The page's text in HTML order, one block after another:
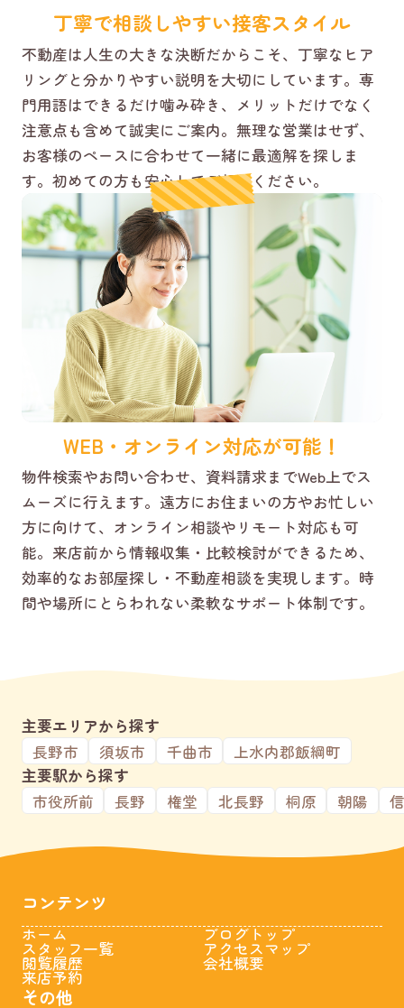
丁寧で相談しやすい接客スタイル
不動産は人生の大きな決断だからこそ、丁寧なヒア
リングと分かりやすい説明を大切にしています。専
門用語はできるだけ噛み砕き、メリットだけでなく
注意点も含めて誠実にご案内。無理な営業はせず、
お客様のペースに合わせて一緒に最適解を探しま
す。初めての方も安心してご相談ください。
WEB・オンライン対応が可能！
物件検索やお問い合わせ、資料請求までWeb上でス
ムーズに行えます。遠方にお住まいの方やお忙しい
方に向けて、オンライン相談やリモート対応も可
能。来店前から情報収集・比較検討ができるため、
効率的なお部屋探し・不動産相談を実現します。時
間や場所にとらわれない柔軟なサポート体制です。
主要エリアから探す
長野市
須坂市 千曲市
上水内郡飯綱町
主要駅から探す
市役所前
長野 権堂 北長野 桐原 朝陽
コンテンツ
ホーム
スタッフ一覧
閲覧履歴
来店予約
ブログトップ
アクセスマップ
会社概要
その他